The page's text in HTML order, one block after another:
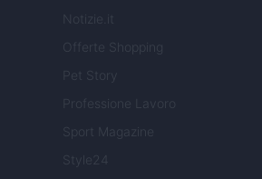
Notizie.it
Offerte Shopping
Pet Story
Professione Lavoro
Sport Magazine
Style24